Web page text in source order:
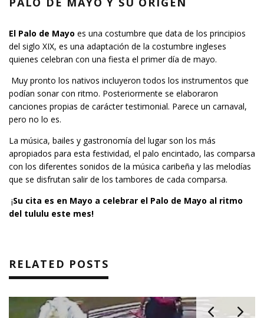
El Palo de Mayo es una costumbre que data de los principios
del siglo XIX, es una adaptación de la costumbre ingleses
quienes celebran con una fiesta el primer día de mayo.
Muy pronto los nativos incluyeron todos los instrumentos que
podían sonar con ritmo. Posteriormente se elaboraron
canciones propias de carácter testimonial. Parece un carnaval,
pero no lo es.
La música, bailes y gastronomía del lugar son los más
apropiados para esta festividad, el palo encintado, las comparsa
con los diferentes sonidos de la música caribeña y las melodías
que se disfrutan salir de los tambores de cada comparsa.
¡Su cita es en Mayo a celebrar el Palo de Mayo al ritmo
del tululu este mes!
RELATED POSTS